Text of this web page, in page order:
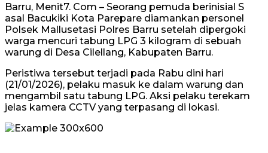
Barru, Menit7. Com – Seorang pemuda berinisial S
asal Bacukiki Kota Parepare diamankan personel
Polsek Mallusetasi Polres Barru setelah dipergoki
warga mencuri tabung LPG 3 kilogram di sebuah
warung di Desa Cilellang, Kabupaten Barru.
Peristiwa tersebut terjadi pada Rabu dini hari
(21/01/2026), pelaku masuk ke dalam warung dan
mengambil satu tabung LPG. Aksi pelaku terekam
jelas kamera CCTV yang terpasang di lokasi.